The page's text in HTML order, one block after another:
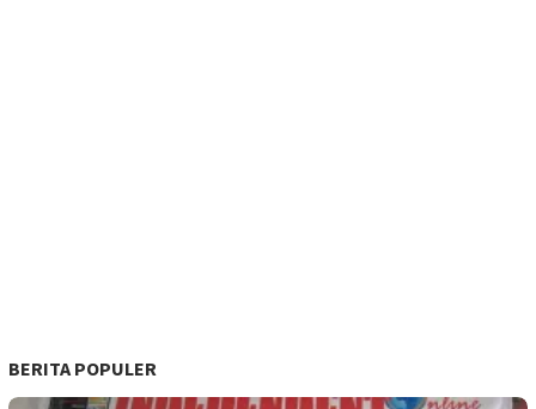
BERITA POPULER